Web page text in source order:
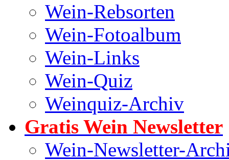
Wein-Rebsorten
Wein-Fotoalbum
Wein-Links
Wein-Quiz
Weinquiz-Archiv
Gratis Wein Newsletter
Wein-Newsletter-